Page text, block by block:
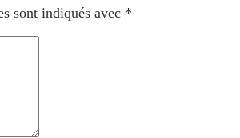
sont indiqués avec *